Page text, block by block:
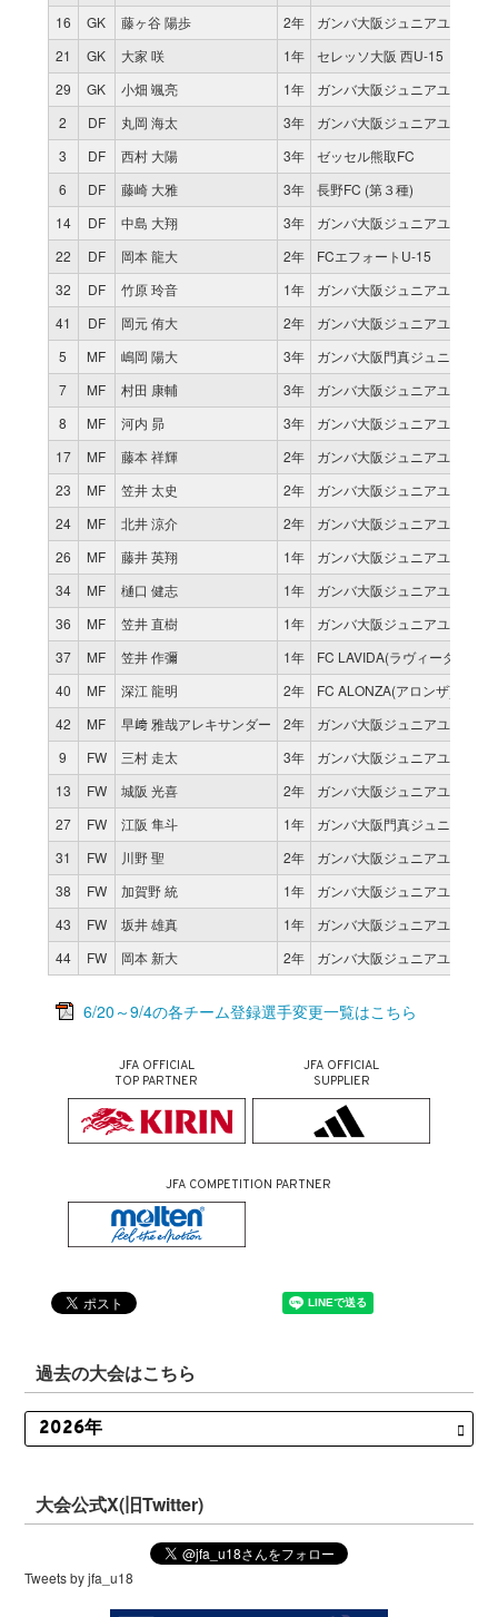
16 GK 藤ヶ谷 陽歩 2年
ガンバ大阪ジュニアユース
21
GK 大家 咲 1年
セレッソ大阪 西U-15
29
GK 小畑 颯亮 1年
ガンバ大阪ジュニアユース
2
DF 丸岡 海太 3年
ガンバ大阪ジュニアユース
3
DF 西村 大陽 3年
ゼッセル熊取FC
6
DF 藤崎 大雅 3年
長野FC (第３種)
14
DF 中島 大翔 3年
ガンバ大阪ジュニアユース
22
DF 岡本 龍大 2年
FCエフォートU-15
32
DF 竹原 玲音 1年
ガンバ大阪ジュニアユース
41
DF 岡元 侑大 2年
ガンバ大阪ジュニアユース
5
MF 嶋岡 陽大 3年
ガンバ大阪門真ジュニアユー
7
MF 村田 康輔 3年
ガンバ大阪ジュニアユース
8
MF 河内 昴 3年
ガンバ大阪ジュニアユース
17
MF 藤本 祥輝 2年
ガンバ大阪ジュニアユース
23
MF 笠井 太史 2年
ガンバ大阪ジュニアユース
24
MF 北井 涼介 2年
ガンバ大阪ジュニアユース
26
MF 藤井 英翔 1年
ガンバ大阪ジュニアユース
34
MF 樋口 健志 1年
ガンバ大阪ジュニアユース
36
MF 笠井 直樹 1年
ガンバ大阪ジュニアユース
37
MF 笠井 作彌 1年
FC LAVIDA(ラヴィーダ)
40
MF 深江 龍明 2年
FC ALONZA(アロンザ) U15
42
MF 早﨑 雅哉アレキサンダー 2年
ガンバ大阪ジュニアユース
9
FW 三村 走太 3年
ガンバ大阪ジュニアユース
13
FW 城阪 光喜 2年
ガンバ大阪ジュニアユース
27
FW 江阪 隼斗 1年
ガンバ大阪門真ジュニアユー
31
FW 川野 聖 2年
ガンバ大阪ジュニアユース
38
FW 加賀野 統 1年
ガンバ大阪ジュニアユース
43
FW 坂井 雄真 1年
ガンバ大阪ジュニアユース
44
FW 岡本 新大 2年 ガンバ大阪ジュニアユース
6/20～9/4の各チーム登録選手変更一覧はこちら
JFA OFFICIAL
TOP PARTNER
JFA OFFICIAL
SUPPLIER
JFA COMPETITION PARTNER
過去の大会はこちら
大会公式X(旧Twitter)
Tweets by jfa_u18